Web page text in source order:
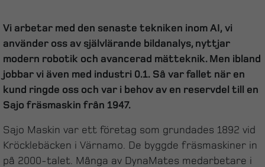
Vi arbetar med den senaste tekniken inom AI, vi
använder oss av självlärande bildanalys, nyttjar
modern robotik och avancerad mätteknik. Men ibland
jobbar vi även med industri 0.1. Så var fallet när en
kund ringde oss och var i behov av en reservdel till en
Sajo fräsmaskin från 1947.
Sajo Maskin var ett företag som grundades 1892 vid
Kröcklebäcken i Värnamo. De byggde fräsmaskiner in
på 2000-talet. Många av DynaMates medarbetare i